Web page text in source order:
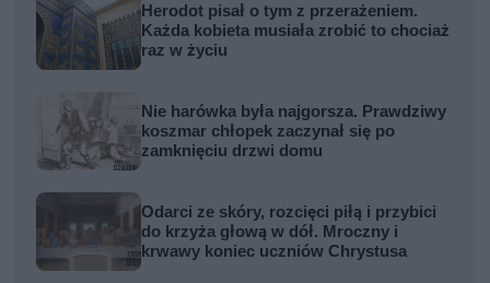
Herodot pisał o tym z przerażeniem.
Każda kobieta musiała zrobić to chociaż
raz w życiu
Nie harówka była najgorsza. Prawdziwy
koszmar chłopek zaczynał się po
zamknięciu drzwi domu
Odarci ze skóry, rozcięci piłą i przybici
do krzyża głową w dół. Mroczny i
krwawy koniec uczniów Chrystusa